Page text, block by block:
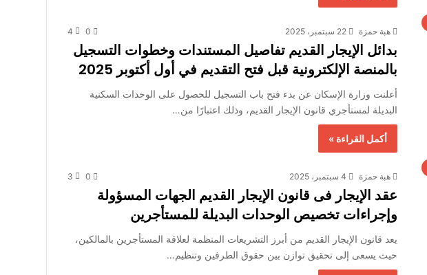
هبة حمزة 22 سبتمبر، 2025 0
4
بدائل الإيجار القديم تفاصيل المستندات وخطوات التسجيل
بالمنصة الإلكترونية قبل فتح التقديم في أول أكتوبر 2025
أعلنت وزارة الإسكان عن بدء فتح باب التسجيل للحصول على الوحدات السكنية
البديلة لمستأجري قانون الإيجار القديم، وذلك اعتبارًا من…
أكمل القراءة »
هبة حمزة 4 سبتمبر، 2025 0
3
عقد الإيجار فى قانون الإيجار القديم الجهات المسؤولة
وإجراءات تخصيص الوحدات البديلة للمستأجرين
يعد قانون الإيجار القديم من أبرز التشريعات المنظمة لعلاقة المستأجرين بالمالكين،
حيث يسعى إلى تحقيق توازن بين حقوق الطرفين وتنظيم…